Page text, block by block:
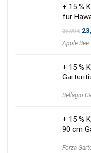
+ 15 %
für
25,00€
war:
Apple Bee
+ 15 %
Bellagio
+ 15 %
90 cm
Forza